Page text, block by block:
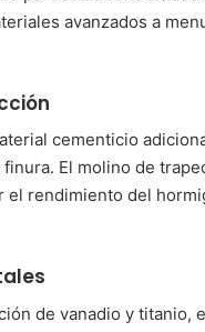
avanzados a
cementicio
El molino de
rendimiento del
de vanadio y